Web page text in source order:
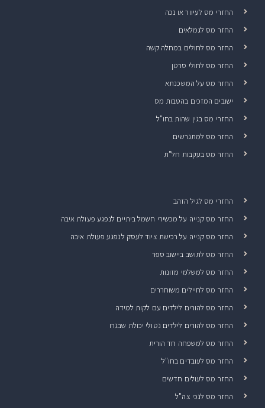
החזרי מס לעיוור או נכה
החזר מס לגמלאים
החזר מס לחולים במחלה קשה
החזר מס לחולי סרטן
החזר מס על המשכנתא
ישובים המזכים בהטבות מס
החזרי מס בגין שהות בחו"ל
החזר מס למתגרשים
החזר מס בעקבות חל"ת
החזרי מס לגיל הזהב
החזר מס קנייה על מכשירי חשמל ביתיים לנפגע פעולת איבה
החזר מס קנייה על רכישת ציוד לעסק לנפגע פעולת איבה
החזר מס לתושב ביישוב ספר
החזר מס למשלמי מזונות
החזר מס לחיילים משוחררים
החזר מס להורים לילדים עם לקות למידה
החזר מס להורים לילדים נטולי יכולת שבגרו
החזר מס למשפחה חד הורית
החזר מס לעובדים בחו"ל
החזר מס לעולים חדשים
החזר מס לנכי צה"ל